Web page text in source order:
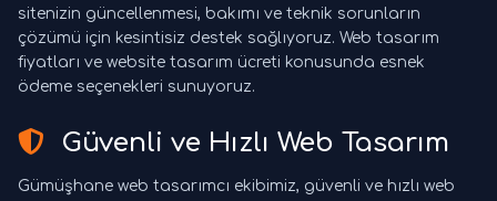
sitenizin güncellenmesi, bakımı ve teknik sorunların
çözümü için kesintisiz destek sağlıyoruz. Web tasarım
fiyatları ve website tasarım ücreti konusunda esnek
ödeme seçenekleri sunuyoruz.
Güvenli ve Hızlı Web Tasarım
Gümüşhane web tasarımcı ekibimiz, güvenli ve hızlı web